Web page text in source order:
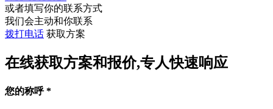
或者填写你的联系方式
我们会主动和你联系
拨打电话 获取方案
在线获取方案和报价,专人快速响应
您的称呼*